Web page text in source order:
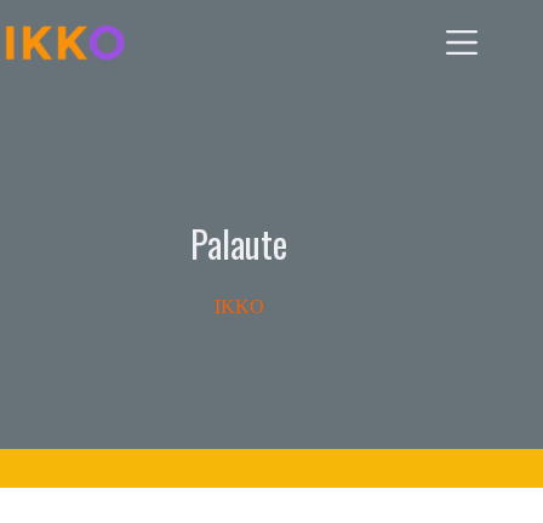
to
content
Palaute
IKKO